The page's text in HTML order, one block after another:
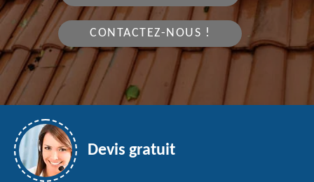
CONTACTEZ-NOUS !
Devis gratuit